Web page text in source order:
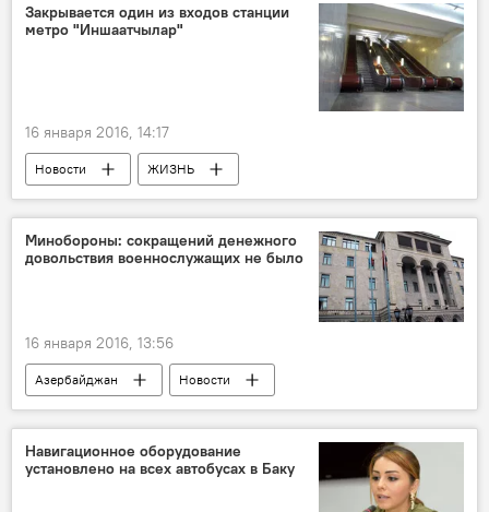
Закрывается один из входов станции
метро "Иншаатчылар"
16 января 2016, 14:17
Новости ЖИЗНЬ
Минобороны: сокращений денежного
довольствия военнослужащих не было
16 января 2016, 13:56
Азербайджан Новости
Навигационное оборудование
установлено на всех автобусах в Баку